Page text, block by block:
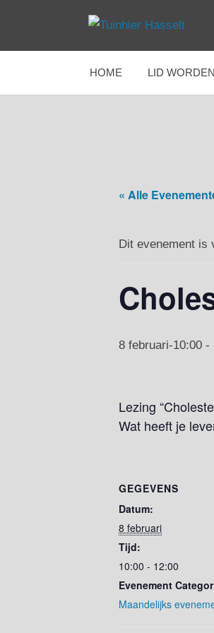
de
Tuinhier
Hasselt
Hasselt
HOME LID
« Alle
Dit evenement is
8 februari-10:00 -
Lezing
Wat heeft je
GEGEVENS
Datum:
8 februari
Tijd:
10:00 - 12:00
Evenement
Maandelijks